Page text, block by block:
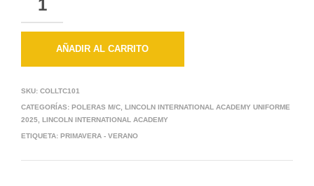
AÑADIR AL CARRITO
SKU: COLLTC101
CATEGORÍAS: POLERAS M/C LINCOLN INTERNATIONAL ACADEMY UNIFORME
2025 LINCOLN INTERNATIONAL ACADEMY
ETIQUETA: PRIMAVERA - VERANO